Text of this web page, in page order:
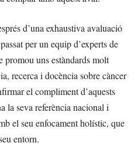
d’una exhaustiva avaluació
per un equip d’experts de
uns estàndards molt
recerca i docència sobre càncer
el compliment d’aquests
la seva referència nacional i
el seu enfocament holístic, que
entorn.